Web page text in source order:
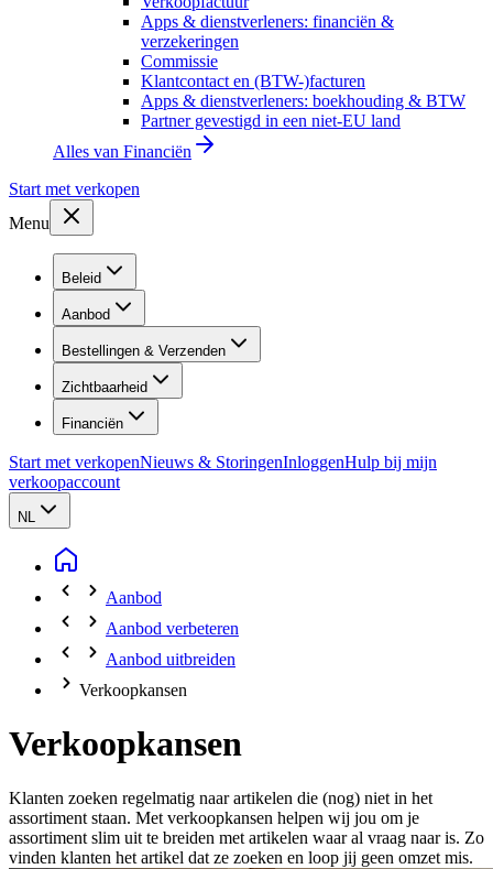
Apps & dienstverleners: financiën &
verzekeringen
Commissie
Klantcontact en (BTW-)facturen
Apps & dienstverleners: boekhouding & BTW
Partner gevestigd in een niet-EU land
Alles van Financiën
Start met verkopen
Menu
Beleid
Aanbod
Bestellingen & Verzenden
Zichtbaarheid
Financiën
Start met verkopenNieuws & StoringenInloggenHulp bij mijn
verkoopaccount
NL
Aanbod
Aanbod verbeteren
Aanbod uitbreiden
Verkoopkansen
Verkoopkansen
Klanten zoeken regelmatig naar artikelen die (nog) niet in het
assortiment staan. Met verkoopkansen helpen wij jou om je
assortiment slim uit te breiden met artikelen waar al vraag naar is. Zo
vinden klanten het artikel dat ze zoeken en loop jij geen omzet mis.